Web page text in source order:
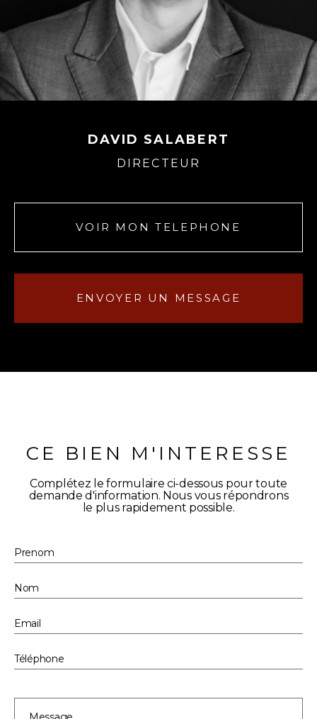
DAVID SALABERT
DIRECTEUR
VOIR MON TELEPHONE
ENVOYER UN MESSAGE
CE BIEN M'INTERESSE
Complétez le formulaire ci-dessous pour toute
demande d'information. Nous vous répondrons
le plus rapidement possible.